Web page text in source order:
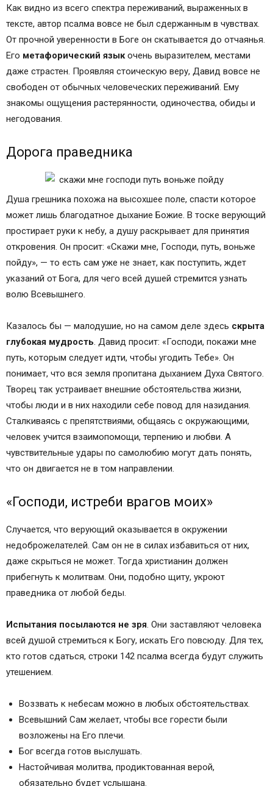
Как видно из всего спектра переживаний, выраженных в
тексте, автор псалма вовсе не был сдержанным в чувствах.
От прочной уверенности в Боге он скатывается до отчаянья.
Его метафорический языкочень выразителем, местами
даже страстен. Проявляя стоическую веру, Давид вовсе не
свободен от обычных человеческих переживаний. Ему
знакомы ощущения растерянности, одиночества, обиды и
негодования.
Дорога праведника
Душа грешника похожа на высохшее поле, спасти которое
может лишь благодатное дыхание Божие. В тоске верующий
простирает руки к небу, а душу раскрывает для принятия
откровения. Он просит: «Скажи мне, Господи, путь, воньже
пойду», — то есть сам уже не знает, как поступить, ждет
указаний от Бога, для чего всей душей стремится узнать
волю Всевышнего.
Казалось бы — малодушие, но на самом деле здесь скрыта
глубокая мудрость. Давид просит: «Господи, покажи мне
путь, которым следует идти, чтобы угодить Тебе». Он
понимает, что вся земля пропитана дыханием Духа Святого.
Творец так устраивает внешние обстоятельства жизни,
чтобы люди и в них находили себе повод для назидания.
Сталкиваясь с препятствиями, общаясь с окружающими,
человек учится взаимопомощи, терпению и любви. А
чувствительные удары по самолюбию могут дать понять,
что он двигается не в том направлении.
«Господи, истреби врагов моих»
Случается, что верующий оказывается в окружении
недоброжелателей. Сам он не в силах избавиться от них,
даже скрыться не может. Тогда христианин должен
прибегнуть к молитвам. Они, подобно щиту, укроют
праведника от любой беды.
Испытания посылаются не зря. Они заставляют человека
всей душой стремиться к Богу, искать Его повсюду. Для тех,
кто готов сдаться, строки 142 псалма всегда будут служить
утешением.
Воззвать к небесам можно в любых обстоятельствах.
Всевышний Сам желает, чтобы все горести были
возложены на Его плечи.
Бог всегда готов выслушать.
Настойчивая молитва, продиктованная верой,
обязательно будет услышана.